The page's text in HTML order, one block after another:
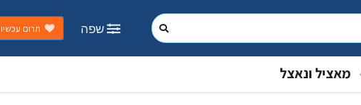
שפה תרום עכשיו
מאציל ונאצל